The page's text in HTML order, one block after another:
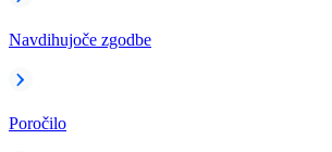
Navdihujoče zgodbe
Poročilo